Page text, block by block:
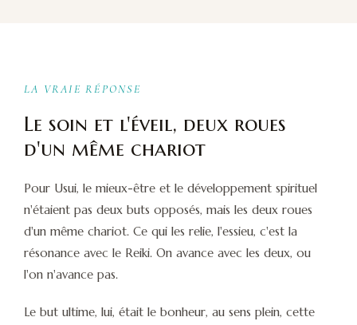
LA VRAIE RÉPONSE
Le soin et l'éveil, deux roues
d'un même chariot
Pour Usui, le mieux-être et le développement spirituel
n'étaient pas deux buts opposés, mais les deux roues
d'un même chariot. Ce qui les relie, l'essieu, c'est la
résonance avec le Reiki. On avance avec les deux, ou
l'on n'avance pas.
Le but ultime, lui, était le bonheur, au sens plein, cette